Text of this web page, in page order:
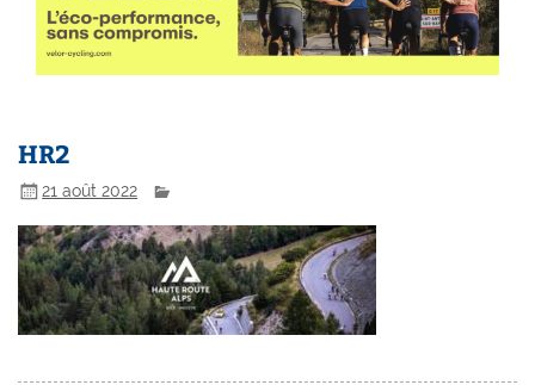
HR2
21 août 2022